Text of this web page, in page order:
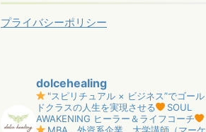
プライバシーポリシー
dolcehealing
"スピリチュアル × ビジネス”でゴール
ドクラスの人生を実現させる
SOUL
AWAKENING ヒーラー＆ライフコーチ